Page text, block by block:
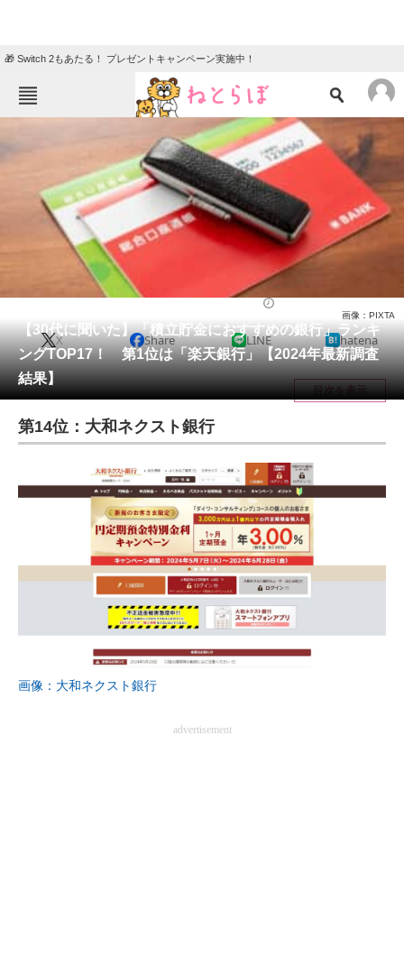
🎁 Switch 2もあたる！ プレゼントキャンペーン実施中！
ニュース
エンタメ クイズ
地域
教育・育児
リサーチ
会員記事
メディア
注目記事を集めた総合ページ
ITの今と未来を見通す
スマホと通信の最新トレンド
進化するPCとデバイスの未来
好きが集まる 比べて選べる
ビジネスと働き方のヒント
AI活用のいまが分かる
【30代に聞いた】「積立貯金におすすめの銀行」ランキ
ングTOP17！ 第1位は「楽天銀行」【2024年最新調査
結果】
画像：PIXTA
X Share LINE hatena
目次を表示
第14位：大和ネクスト銀行
画像：大和ネクスト銀行
advertisement